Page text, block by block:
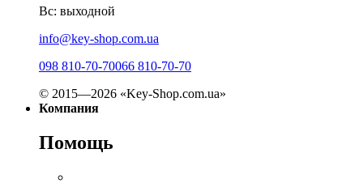
Вс: выходной
info@key-shop.com.ua
098 810-70-70066 810-70-70
© 2015—2026 «Key-Shop.com.ua»
Компания
Помощь